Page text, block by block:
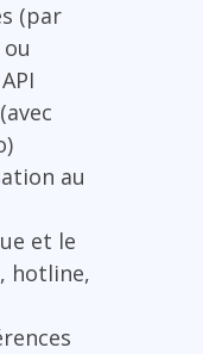
(par
au
et le
hotline,